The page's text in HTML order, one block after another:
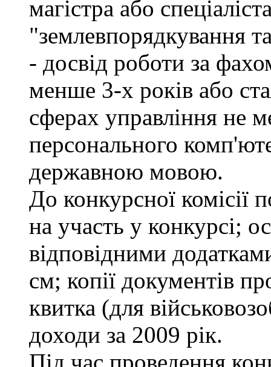
магістра або
"землевпорядкування
- досвід роботи за
менше 3-х років або
сферах управління не
персонального
державною мовою.
До конкурсної комісії
на участь у конкурсі;
відповідними
см; копії документів
квитка (для
доходи за 2009 рік.
Під час проведення